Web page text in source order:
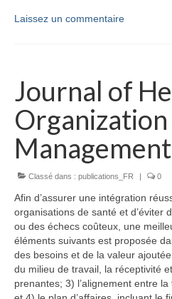
Laissez un commentaire
Journal of
Organization
Management
Classé dans : publications_FR | 0
Afin d’assurer une intégration
organisations de santé et d’éviter
ou des échecs coûteux, une
éléments suivants est proposée
des besoins et de la valeur
du milieu de travail, la réceptivité
prenantes; 3) l’alignement entre